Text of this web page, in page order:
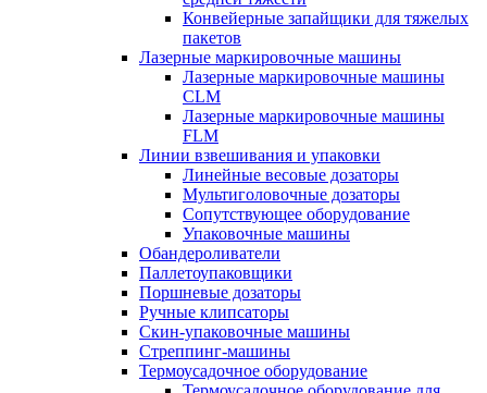
Конвейерные запайщики для тяжелых
пакетов
Лазерные маркировочные машины
Лазерные маркировочные машины
CLM
Лазерные маркировочные машины
FLM
Линии взвешивания и упаковки
Линейные весовые дозаторы
Мультиголовочные дозаторы
Сопутствующее оборудование
Упаковочные машины
Обандероливатели
Паллетоупаковщики
Поршневые дозаторы
Ручные клипсаторы
Скин-упаковочные машины
Стреппинг-машины
Термоусадочное оборудование